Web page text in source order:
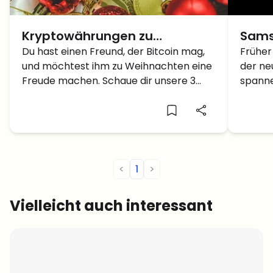
Kryptowährungen zu
Weihnachten? – 3 tolle
Geschenkideen für Bitcoin
Fans
Du hast einen Freund, der Bitcoin mag,
und möchtest ihm zu Weihnachten eine
Freude machen. Schaue dir unsere 3
mit
der
<
1 >
Vielleicht auch interessant